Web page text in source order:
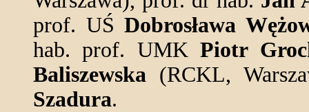
prof. UŚ Dobrosława
hab. prof. UMKPiotr
Baliszewska (RCKL,
Szadura.